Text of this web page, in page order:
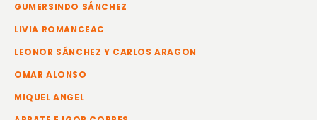
GUMERSINDO SÁNCHEZ
LIVIA ROMANCEAC
LEONOR SÁNCHEZ Y CARLOS ARAGON
OMAR ALONSO
MIQUEL ANGEL